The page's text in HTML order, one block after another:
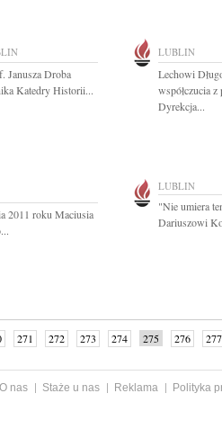
Janusza Droba
Katedry Historii...
LUBLIN
Lechowi
współczucia
Dyrekcja...
2011 roku Maciusia
LUBLIN
"Nie umiera
Dariuszowi
271 272 273 274 275 276
277
O nas Staże u nas Reklama
Polityka